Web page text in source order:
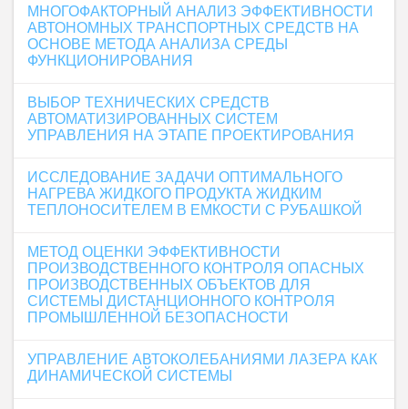
МНОГОФАКТОРНЫЙ АНАЛИЗ ЭФФЕКТИВНОСТИ
АВТОНОМНЫХ ТРАНСПОРТНЫХ СРЕДСТВ НА
ОСНОВЕ МЕТОДА АНАЛИЗА СРЕДЫ
ФУНКЦИОНИРОВАНИЯ
ВЫБОР ТЕХНИЧЕСКИХ СРЕДСТВ
АВТОМАТИЗИРОВАННЫХ СИСТЕМ
УПРАВЛЕНИЯ НА ЭТАПЕ ПРОЕКТИРОВАНИЯ
ИССЛЕДОВАНИЕ ЗАДАЧИ ОПТИМАЛЬНОГО
НАГРЕВА ЖИДКОГО ПРОДУКТА ЖИДКИМ
ТЕПЛОНОСИТЕЛЕМ В ЕМКОСТИ С РУБАШКОЙ
МЕТОД ОЦЕНКИ ЭФФЕКТИВНОСТИ
ПРОИЗВОДСТВЕННОГО КОНТРОЛЯ ОПАСНЫХ
ПРОИЗВОДСТВЕННЫХ ОБЪЕКТОВ ДЛЯ
СИСТЕМЫ ДИСТАНЦИОННОГО КОНТРОЛЯ
ПРОМЫШЛЕННОЙ БЕЗОПАСНОСТИ
УПРАВЛЕНИЕ АВТОКОЛЕБАНИЯМИ ЛАЗЕРА КАК
ДИНАМИЧЕСКОЙ СИСТЕМЫ